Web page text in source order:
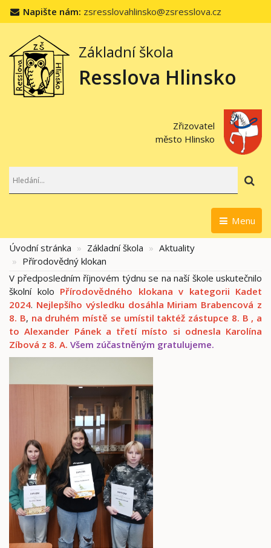
Napište nám: zsresslovahlinsko@zsresslova.cz
Základní škola
Resslova Hlinsko
Zřizovatel
město Hlinsko
Menu
Úvodní stránka Základní škola
Aktuality
Přírodovědný klokan
V předposledním říjnovém týdnu se na naší škole uskutečnilo
školní kolo Přírodovědného klokana v kategorii Kadet
2024. Nejlepšího výsledku dosáhla Miriam Brabencová z
8. B, na druhém místě se umístil taktéž zástupce 8. B , a
to Alexander Pánek a třetí místo si odnesla Karolína
Zíbová z 8. A. Všem zúčastněným gratulujeme.